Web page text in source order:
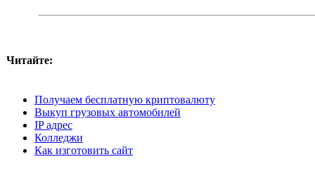
Читайте:
Получаем бесплатную криптовалюту
Выкуп грузовых автомобилей
IP адрес
Колледжи
Как изготовить сайт